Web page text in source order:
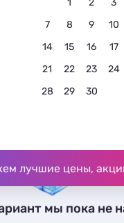
1 2 3
7
8 9 10
14
15 16 17
21
22 23 24
28
29 30
лучшие цены,
цены
- более 10
Вид на горы
мы пока не